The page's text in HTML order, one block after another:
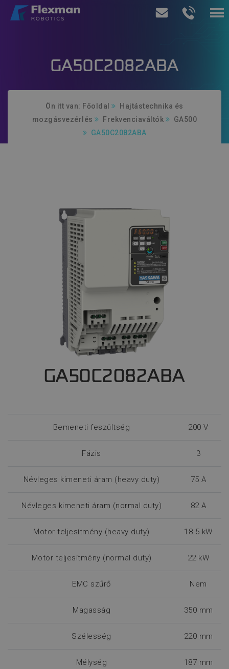
Ajánlatkérés
GA50C2082ABA
Ön itt van: Főoldal
Hajtástechnika és
mozgásvezérlés
Frekvenciaváltók
GA500
GA50C2082ABA
GA50C2082ABA
Bemeneti feszültség 200 V
Fázis 3
Névleges kimeneti áram (heavy duty) 75 A
Névleges kimeneti áram (normal duty) 82 A
Motor teljesítmény (heavy duty) 18.5 kW
Motor teljesítmény (normal duty) 22 kW
EMC szűrő Nem
Magasság 350 mm
Szélesség 220 mm
Mélység 187 mm